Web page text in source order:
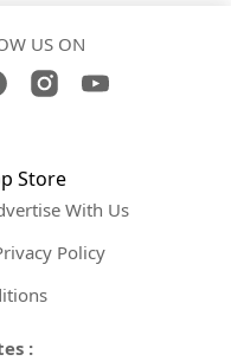
US ON
With Us
Policy
: